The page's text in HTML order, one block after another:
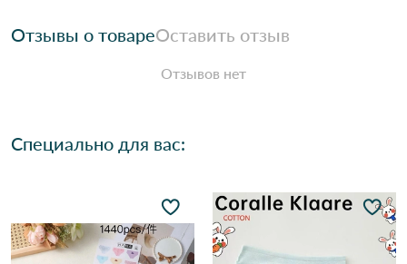
Отзывы о товареОставить отзыв
Отзывов нет
Специально для вас: